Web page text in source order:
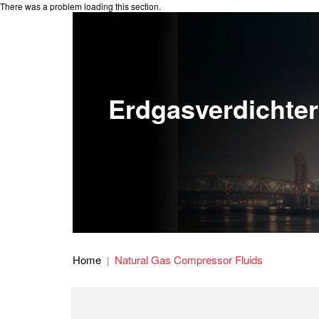
There was a problem loading this section.
Home Natural Gas Compressor Fluids